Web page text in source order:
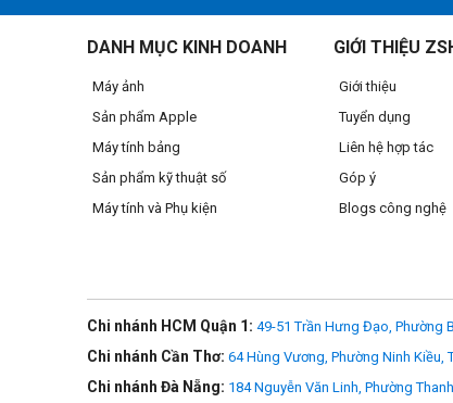
Độ phân giải tuyệt vời ngay cả ở khẩu độ
Với thiết kế quang học gồm 19 thấu kính chia thành
kính tele, được hiệu chỉnh triệt để, mang lại hiệu
từ tâm đến rìa khung hình.
DANH MỤC KINH DOANH
Máy ảnh
Sản phẩm Apple
Máy tính bảng
Sản phẩm kỹ thuật số
Máy tính và Phụ kiện
GIỚI THIỆU
Giới thiệu
Tuyển dụng
Liên hệ hợp tác
Góp ý
Blogs công nghệ
Chi nhánh HCM Quận 1: 49-51 Trần Hưng Đạo, Phường
Chi nhánh Cần Thơ: 64 Hùng Vương, Phường Ninh Kiều,
Chi nhánh Đà Nẵng: 184 Nguyễn Văn Linh, Phường